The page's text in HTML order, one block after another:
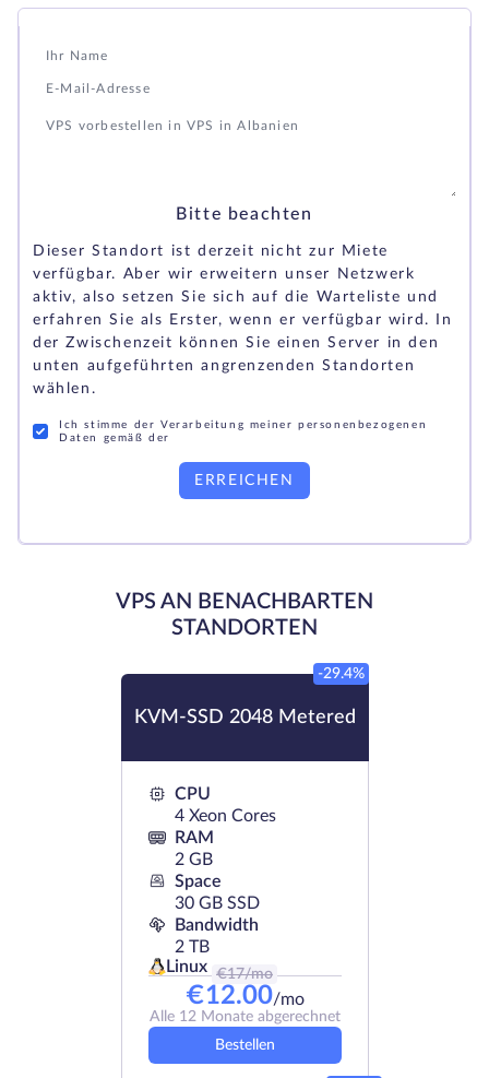
Bitte beachten
Dieser Standort ist derzeit nicht zur Miete
verfügbar. Aber wir erweitern unser Netzwerk
aktiv, also setzen Sie sich auf die Warteliste und
erfahren Sie als Erster, wenn er verfügbar wird. In
der Zwischenzeit können Sie einen Server in den
unten aufgeführten angrenzenden Standorten
wählen.
Ich stimme der Verarbeitung meiner personenbezogenen
Daten gemäß der
ERREICHEN
VPS AN BENACHBARTEN
STANDORTEN
KVM-SSD 2048 Metered
-29.4%
CPU
4 Xeon Cores
RAM
2 GB
Space
30 GB SSD
Bandwidth
2 TB
Linux
€17/mo
€12.00/mo
Alle 12 Monate abgerechnet
Bestellen